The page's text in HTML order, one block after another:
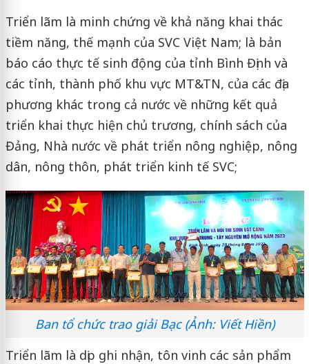
Triển lãm là minh chứng về khả năng khai thác
tiềm năng, thế mạnh của SVC Việt Nam; là bản
báo cáo thực tế sinh động của tỉnh Bình Định và
các tỉnh, thành phố khu vực MT&TN, của các địa
phương khác trong cả nước về những kết quả
triển khai thực hiện chủ trương, chính sách của
Đảng, Nhà nước về phát triển nông nghiệp, nông
dân, nông thôn, phát triển kinh tế SVC;
Ban tổ chức trao giải Bạc (Ảnh: Viết Hiền)
Triển lãm là dịp ghi nhận, tôn vinh các sản phẩm